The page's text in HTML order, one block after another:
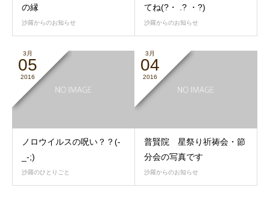
の縁
沙羅からのお知らせ
てね(?・ .? ・?)
沙羅からのお知らせ
3月
05
2016
ノロウイルスの呪い？？(-
_-;)
沙羅のひとりごと
3月
04
2016
普賢院 星祭り祈祷会・節
分会の写真です
沙羅からのお知らせ